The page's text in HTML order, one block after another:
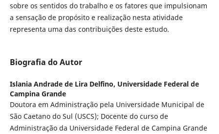
sobre os sentidos do trabalho e os fatores que impulsionam
a sensação de propósito e realização nesta atividade
representa uma das contribuições deste estudo.
Biografia do Autor
Islania Andrade de Lira Delfino, Universidade Federal de
Campina Grande
Doutora em Administração pela Universidade Municipal de
São Caetano do Sul (USCS); Docente do curso de
Administração da Universidade Federal de Campina Grande